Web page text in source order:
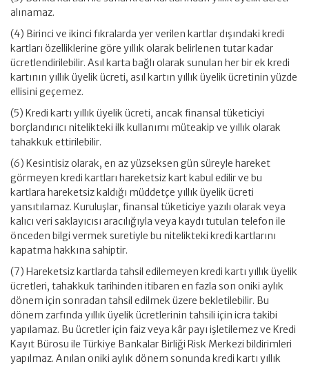
alınamaz.
(4) Birinci ve ikinci fıkralarda yer verilen kartlar dışındaki kredi
kartları özelliklerine göre yıllık olarak belirlenen tutar kadar
ücretlendirilebilir. Asıl karta bağlı olarak sunulan her bir ek kredi
kartının yıllık üyelik ücreti, asıl kartın yıllık üyelik ücretinin yüzde
ellisini geçemez.
(5) Kredi kartı yıllık üyelik ücreti, ancak finansal tüketiciyi
borçlandırıcı nitelikteki ilk kullanımı müteakip ve yıllık olarak
tahakkuk ettirilebilir.
(6) Kesintisiz olarak, en az yüzseksen gün süreyle hareket
görmeyen kredi kartları hareketsiz kart kabul edilir ve bu
kartlara hareketsiz kaldığı müddetçe yıllık üyelik ücreti
yansıtılamaz. Kuruluşlar, finansal tüketiciye yazılı olarak veya
kalıcı veri saklayıcısı aracılığıyla veya kaydı tutulan telefon ile
önceden bilgi vermek suretiyle bu nitelikteki kredi kartlarını
kapatma hakkına sahiptir.
(7) Hareketsiz kartlarda tahsil edilemeyen kredi kartı yıllık üyelik
ücretleri, tahakkuk tarihinden itibaren en fazla son oniki aylık
dönem için sonradan tahsil edilmek üzere bekletilebilir. Bu
dönem zarfında yıllık üyelik ücretlerinin tahsili için icra takibi
yapılamaz. Bu ücretler için faiz veya kâr payı işletilemez ve Kredi
Kayıt Bürosu ile Türkiye Bankalar Birliği Risk Merkezi bildirimleri
yapılmaz. Anılan oniki aylık dönem sonunda kredi kartı yıllık